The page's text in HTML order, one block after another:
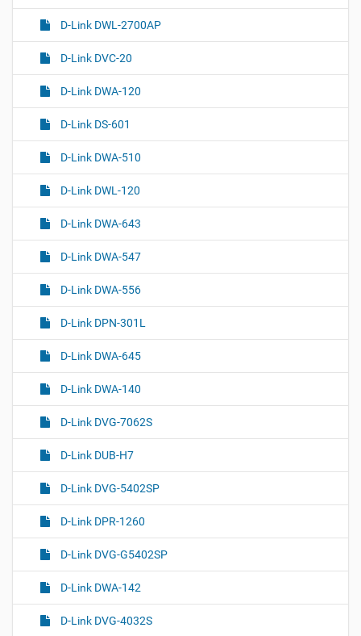
D-Link DWL-2700AP
D-Link DVC-20
D-Link DWA-120
D-Link DS-601
D-Link DWA-510
D-Link DWL-120
D-Link DWA-643
D-Link DWA-547
D-Link DWA-556
D-Link DPN-301L
D-Link DWA-645
D-Link DWA-140
D-Link DVG-7062S
D-Link DUB-H7
D-Link DVG-5402SP
D-Link DPR-1260
D-Link DVG-G5402SP
D-Link DWA-142
D-Link DVG-4032S